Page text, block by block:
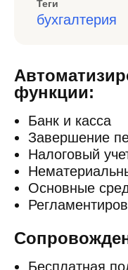
Теги
бухгалтерия
функции:
Банк и касса
Завершение
Налоговый
Основные
Бесплатная